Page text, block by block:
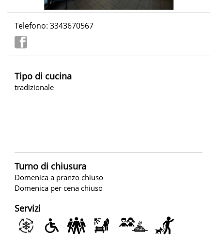
Telefono: 3343670567
Tipo di cucina
tradizionale
Turno di chiusura
Domenica a pranzo chiuso
Domenica per cena chiuso
Servizi